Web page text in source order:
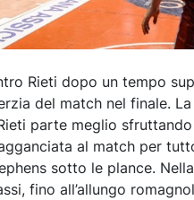
Rieti dopo un tempo
del match nel finale.
parte meglio
al match per
sotto le plance.
fino all’allungo